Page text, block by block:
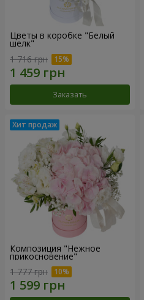
Цветы в коробке "Белый
шелк"
1 716 грн
Заказать
Композиция "Нежное
прикосновение"
1 777 грн